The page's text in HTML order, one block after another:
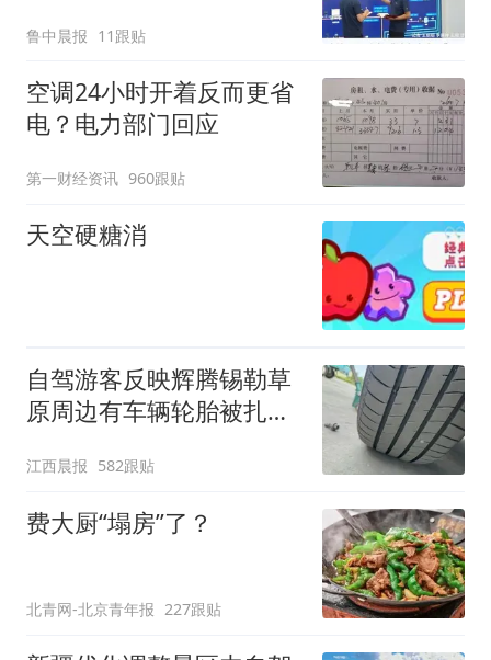
鲁中晨报 11跟贴
空调24小时开着反而更省
电？电力部门回应
第一财经资讯 960跟贴
天空硬糖消
自驾游客反映辉腾锡勒草
原周边有车辆轮胎被扎，
元，官方发布情况通报
江西晨报 582跟贴
费大厨“塌房”了？
北青网-北京青年报 227跟贴